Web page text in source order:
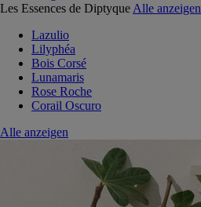
Les Essences de Diptyque Alle anzeigen
Lazulio
Lilyphéa
Bois Corsé
Lunamaris
Rose Roche
Corail Oscuro
Alle anzeigen